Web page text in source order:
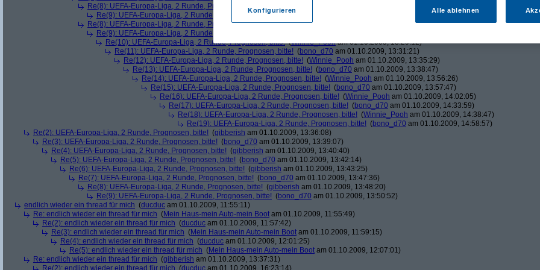
Re(8): UEFA-Europa-Liga, 2 Runde, Prognosen, bitte! ( ducduc
Re(9): UEFA-Europa-Liga, 2 Runde, Prognosen, bitte! (bono_d70
Re(8): UEFA-Europa-Liga, 2 Runde, Prognosen, bitte!(Winnie_Pooh
Re(9): UEFA-Europa-Liga, 2 Runde, Prognosen, bitte!
Re(10): UEFA-Europa-Liga, 2 Runde, Prognosen, bitte!(Winnie_Pooham 01.10.2009, 13:29:12)
Re(11): UEFA-Europa-Liga, 2 Runde, Prognosen, bitte! (bono_d70 am 01.10.2009, 13:31:21)
Re(12): UEFA-Europa-Liga, 2 Runde, Prognosen, bitte! (Winnie_Pooh am 01.10.2009, 13:35:29)
Re(13): UEFA-Europa-Liga, 2 Runde, Prognosen, bitte! (bono_d70 am 01.10.2009, 13:38:47)
Re(14): UEFA-Europa-Liga, 2 Runde, Prognosen, bitte! (Winnie_Pooh am 01.10.2009, 13:56:26)
Re(15): UEFA-Europa-Liga, 2 Runde, Prognosen, bitte! (bono_d70 am 01.10.2009, 13:57:47)
Re(16): UEFA-Europa-Liga, 2 Runde, Prognosen, bitte! (Winnie_Pooh am 01.10.2009, 14:02:05)
Re(17): UEFA-Europa-Liga, 2 Runde, Prognosen, bitte! (bono_d70 am 01.10.2009, 14:33:59)
Re(18): UEFA-Europa-Liga, 2 Runde, Prognosen, bitte! (Winnie_Pooh am 01.10.2009, 14:38:47)
Re(19): UEFA-Europa-Liga, 2 Runde, Prognosen, bitte! (bono_d70 am 01.10.2009, 14:58:57)
Re(2): UEFA-Europa-Liga, 2 Runde, Prognosen, bitte! (gibberish am 01.10.2009, 13:36:08)
Re(3): UEFA-Europa-Liga, 2 Runde, Prognosen, bitte! (bono_d70 am 01.10.2009, 13:39:07)
Re(4): UEFA-Europa-Liga, 2 Runde, Prognosen, bitte! (gibberish am 01.10.2009, 13:40:40)
Re(5): UEFA-Europa-Liga, 2 Runde, Prognosen, bitte! (bono_d70 am 01.10.2009, 13:42:14)
Re(6): UEFA-Europa-Liga, 2 Runde, Prognosen, bitte! (gibberish am 01.10.2009, 13:43:25)
Re(7): UEFA-Europa-Liga, 2 Runde, Prognosen, bitte! (bono_d70 am 01.10.2009, 13:47:36)
Re(8): UEFA-Europa-Liga, 2 Runde, Prognosen, bitte! (gibberish am 01.10.2009, 13:48:20)
Re(9): UEFA-Europa-Liga, 2 Runde, Prognosen, bitte! (bono_d70 am 01.10.2009, 13:50:52)
endlich wieder ein thread für mich (ducduc am 01.10.2009, 11:55:11)
Re: endlich wieder ein thread für mich (Mein Haus-mein Auto-mein Boot am 01.10.2009, 11:55:49)
Re(2): endlich wieder ein thread für mich (ducduc am 01.10.2009, 11:57:42)
Re(3): endlich wieder ein thread für mich (Mein Haus-mein Auto-mein Boot am 01.10.2009, 11:59:15)
Re(4): endlich wieder ein thread für mich (ducduc am 01.10.2009, 12:01:25)
Re(5): endlich wieder ein thread für mich (Mein Haus-mein Auto-mein Boot am 01.10.2009, 12:07:01)
Re: endlich wieder ein thread für mich (gibberish am 01.10.2009, 13:37:31)
Re(2): endlich wieder ein thread für mich (ducduc am 01.10.2009, 16:23:14)
Konfigurieren Alle ablehnen